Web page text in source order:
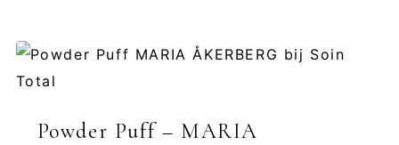
Powder Puff – MARIA